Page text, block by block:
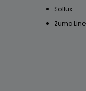
Sollux
Zuma Line